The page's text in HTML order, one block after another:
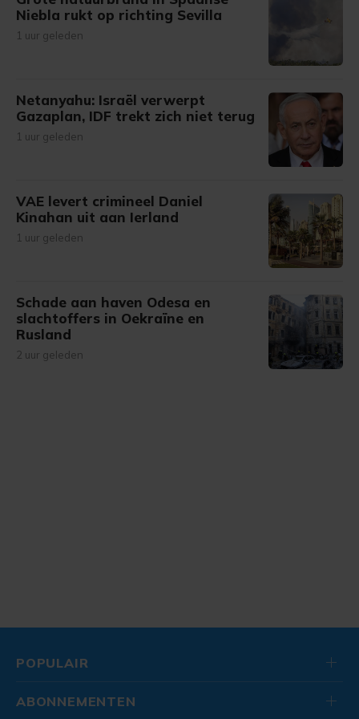
Niebla rukt op richting Sevilla
1 uur geleden
Netanyahu: Israël verwerpt
Gazaplan, IDF trekt zich niet terug
1 uur geleden
VAE levert crimineel Daniel
Kinahan uit aan Ierland
1 uur geleden
Schade aan haven Odesa en
slachtoffers in Oekraïne en
Rusland
2 uur geleden
POPULAIR
ABONNEMENTEN